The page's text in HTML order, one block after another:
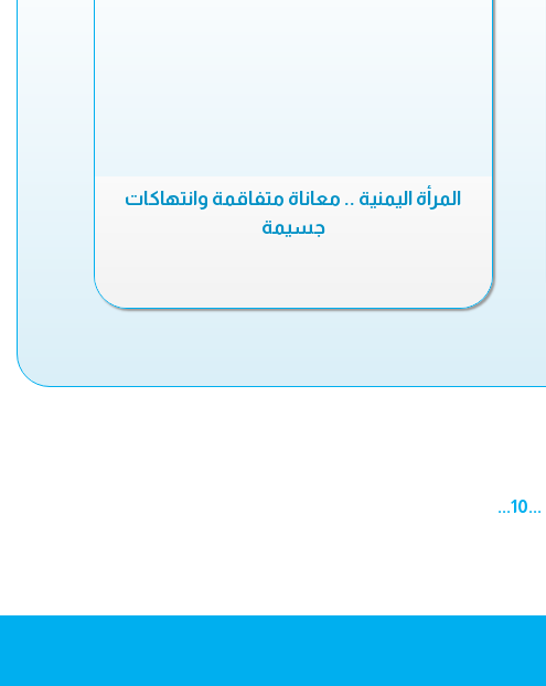
المرأة اليمنية .. معاناة متفاقمة وانتهاكات
جسيمة
...
10
...